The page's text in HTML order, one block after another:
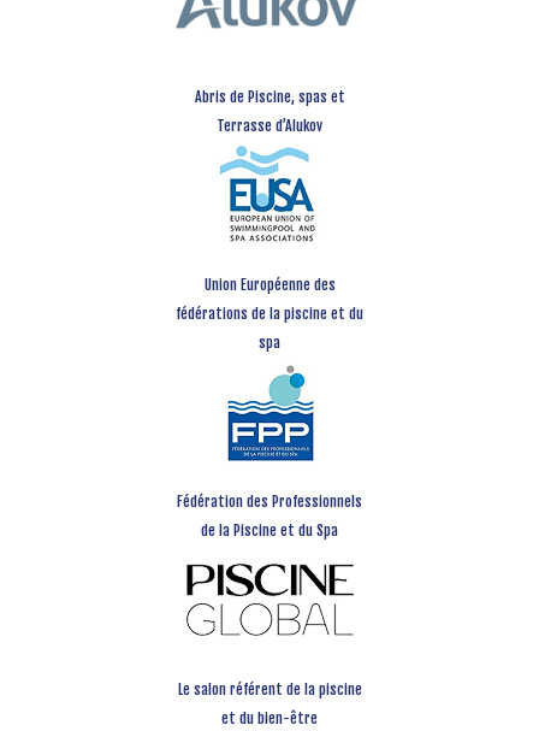
Abris de Piscine, spas et
Terrasse d’Alukov
Union Européenne des
fédérations de la piscine et du
spa
Fédération des Professionnels
de la Piscine et du Spa
Le salon référent de la piscine
et du bien-être